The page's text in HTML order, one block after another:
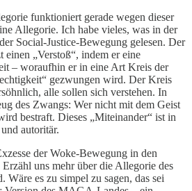
funktioniert gerade wegen dieser
Allegorie. Ich habe vieles, was in der
Social-Justice-Bewegung gelesen. Der
einen „Verstoß“, indem er eine
– woraufhin er in eine Art Kreis der
gezwungen wird. Der Kreis
alle sollen sich verstehen. In
des Zwangs: Wer nicht mit dem Geist
bestraft. Dieses „Miteinander“ ist in
autoritär.
der Woke-Bewegung in den
Erzähl uns mehr über die Allegorie des
Wäre es zu simpel zu sagen, das sei